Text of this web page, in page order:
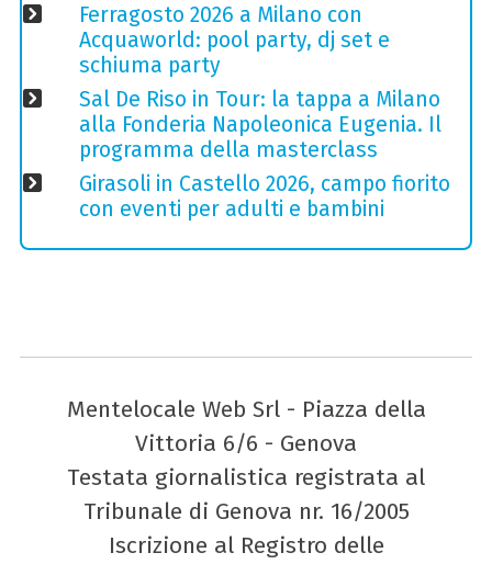
Ferragosto 2026 a Milano con
Acquaworld: pool party, dj set e
schiuma party
Sal De Riso in Tour: la tappa a Milano
alla Fonderia Napoleonica Eugenia. Il
programma della masterclass
Girasoli in Castello 2026, campo fiorito
con eventi per adulti e bambini
Mentelocale Web Srl - Piazza della
Vittoria 6/6 - Genova
Testata giornalistica registrata al
Tribunale di Genova nr. 16/2005
Iscrizione al Registro delle